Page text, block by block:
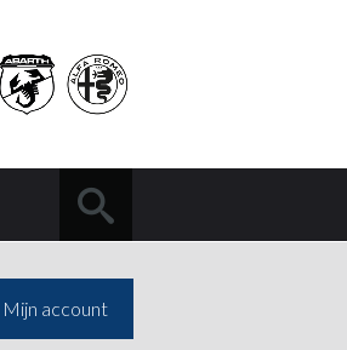
Mijn account